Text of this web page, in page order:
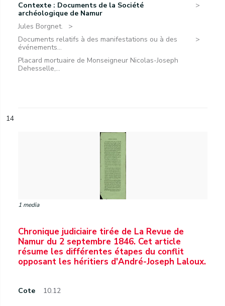
Contexte : Documents de la Société
archéologique de Namur
Jules Borgnet.
Documents relatifs à des manifestations ou à des
événements...
Placard mortuaire de Monseigneur Nicolas-Joseph
Dehesselle,...
14
1 media
Chronique judiciaire tirée de La Revue de
Namur du 2 septembre 1846. Cet article
résume les différentes étapes du conflit
opposant les héritiers d'André-Joseph Laloux.
Cote 10.12